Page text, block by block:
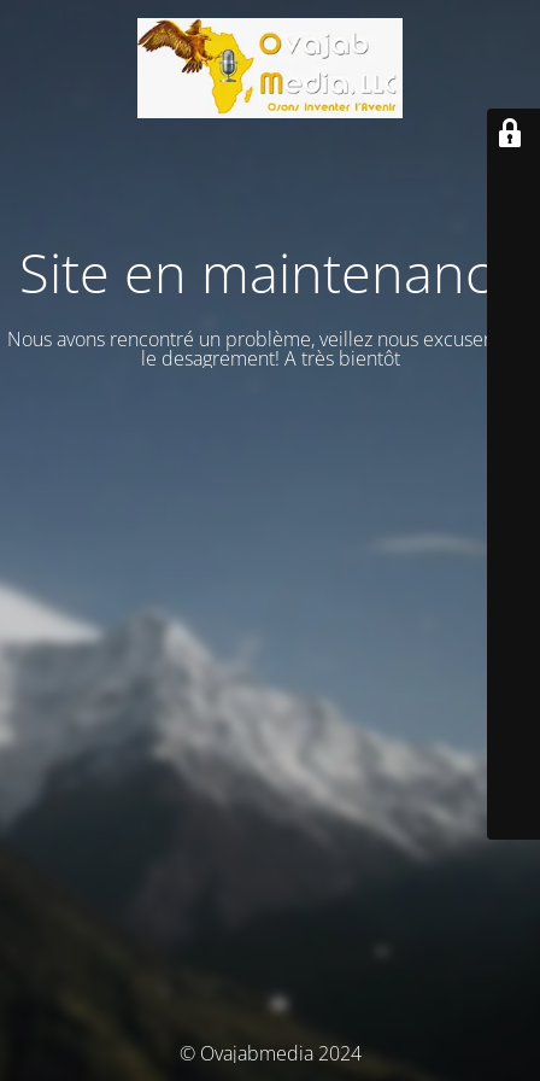
Site en maintenance
Nous avons rencontré un problème, veillez nous excuser vour
le desagrement! A très bientôt
© Ovajabmedia 2024